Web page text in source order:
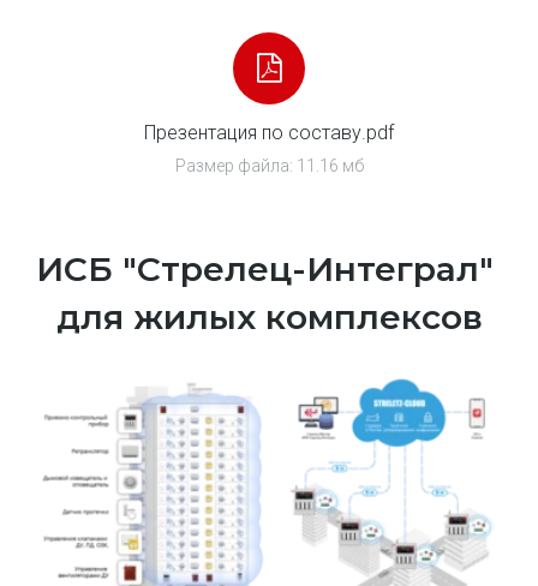
Презентация по составу.pdf
Размер файла: 11.16 мб
ИСБ "Стрелец-Интеграл"
для жилых комплексов